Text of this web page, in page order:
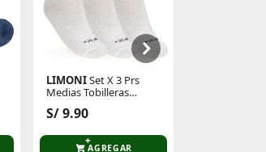
LIMONISet X 3 Prs
Medias Tobilleras
S/ 9.90
AGREGAR